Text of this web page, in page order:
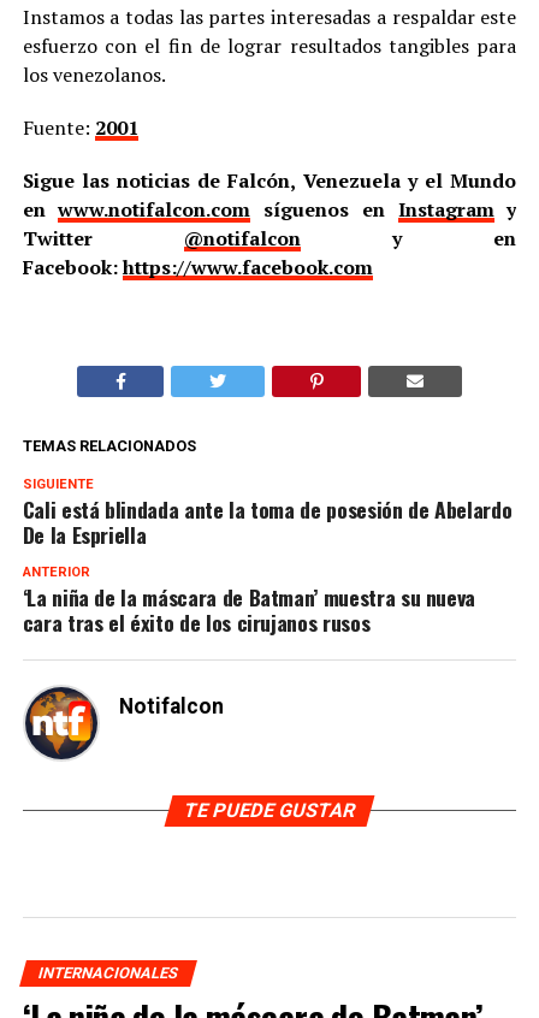
Instamos a todas las partes interesadas a respaldar este
esfuerzo con el fin de lograr resultados tangibles para
los venezolanos.
Fuente: 2001
Sigue las noticias de Falcón, Venezuela y el Mundo
enwww.notifalcon.com síguenos en Instagramy
Twitter @notifalcony en
Facebook:https://www.facebook.com
TEMAS RELACIONADOS
SIGUIENTE
Cali está blindada ante la toma de posesión de Abelardo
De la Espriella
ANTERIOR
‘La niña de la máscara de Batman’ muestra su nueva
cara tras el éxito de los cirujanos rusos
Notifalcon
TE PUEDE GUSTAR
INTERNACIONALES